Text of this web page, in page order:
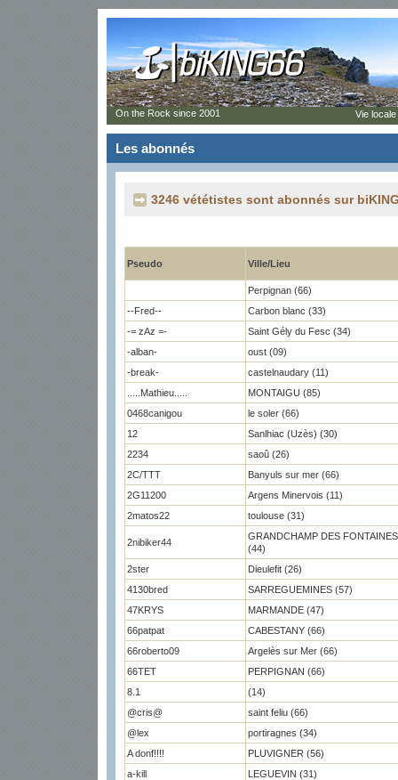
Les abonnés
3246 vététistes sont abonnés sur
Pseudo Ville/Lieu
Perpignan (66)
--Fred--
Carbon blanc (33)
-= zAz =-
Saint Gély du Fesc (34)
-alban-
oust (09)
-break-
castelnaudary (11)
.....Mathieu.....
MONTAIGU (85)
0468canigou
le soler (66)
12
Sanlhiac (Uzès) (30)
2234
saoû (26)
2C/TTT
Banyuls sur mer (66)
2G11200
Argens Minervois (11)
2matos22
toulouse (31)
2nibiker44
GRANDCHAMP DES FONTAINES
(44)
2ster
Dieulefit (26)
4130bred
SARREGUEMINES (57)
47KRYS
MARMANDE (47)
66patpat
CABESTANY (66)
66roberto09
Argelès sur Mer (66)
66TET
PERPIGNAN (66)
8.1
(14)
@cris@
saint feliu (66)
@lex
portiragnes (34)
A donf!!!!
PLUVIGNER (56)
a-kill
LEGUEVIN (31)
On the Rock since 2001 Vie